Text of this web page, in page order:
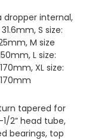
dropper internal,
S size:
M size
L size:
XL size:
tapered for
1/2” head tube,
bearings, top